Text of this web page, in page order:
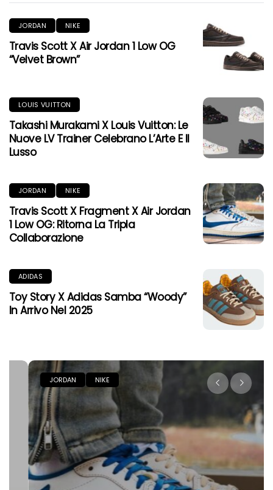
JORDAN NIKE
Travis Scott X Air Jordan 1 Low OG
“Velvet Brown”
LOUIS VUITTON
Takashi Murakami X Louis Vuitton: Le
Nuove LV Trainer Celebrano L’Arte E Il
Lusso
JORDAN NIKE
Travis Scott X Fragment X Air Jordan
1 Low OG: Ritorna La Tripla
Collaborazione
ADIDAS
Toy Story X Adidas Samba “Woody”
In Arrivo Nel 2025
JORDAN